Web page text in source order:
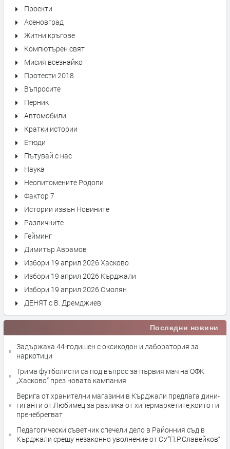
Проекти
Асеновград
Житни кръгове
Компютърен свят
Мисия всезнайко
Протести 2018
Въпросите
Перник
Автомобили
Кратки истории
Етюди
Пътувай с нас
Наука
Неопитомените Родопи
Фактор 7
Истории извън Новините
Различните
Гейминг
Димитър Аврамов
Избори 19 април 2026 Хасково
Избори 19 април 2026 Кърджали
Избори 19 април 2026 Смолян
ДЕНЯТ с В. Дремджиев
Последни новини
Задържаха 44-годишен с оксикодон и лаборатория за
наркотици
Трима футболисти са под въпрос за първия мач на ОФК
„Хасково“ през новата кампания
Верига от хранителни магазини в Кърджали предлага дини-
гиганти от Любимец за разлика от хипермаркетите,които ги
пренебрегват
Педагогически съветник спечели дело в Районния съд в
Кърджали срещу незаконно уволнение от СУ“П.Р.Славейков“